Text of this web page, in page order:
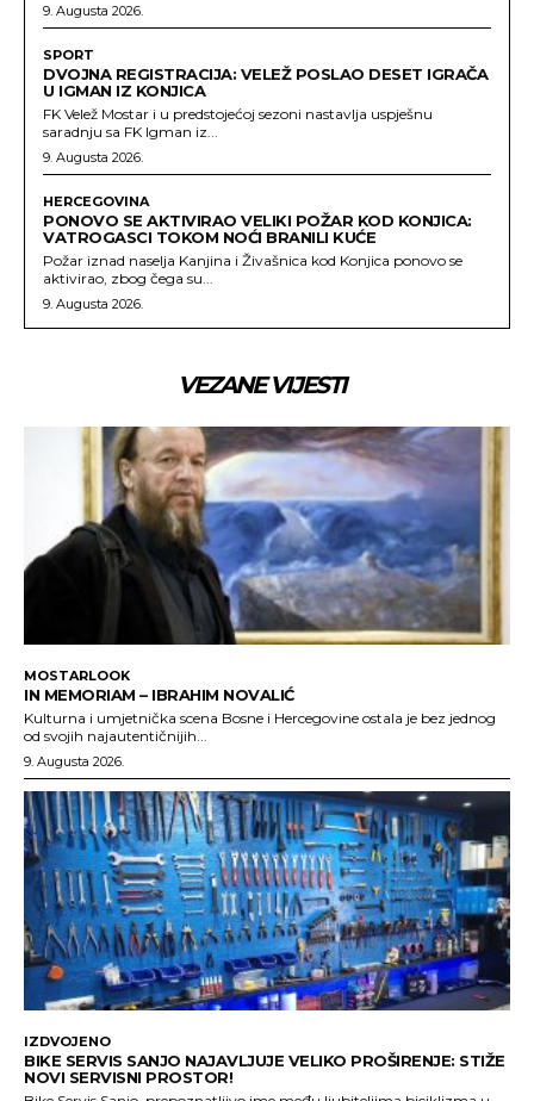
9. Augusta 2026.
SPORT
DVOJNA REGISTRACIJA: VELEŽ POSLAO DESET IGRAČA
U IGMAN IZ KONJICA
FK Velež Mostar i u predstojećoj sezoni nastavlja uspješnu
saradnju sa FK Igman iz...
9. Augusta 2026.
HERCEGOVINA
PONOVO SE AKTIVIRAO VELIKI POŽAR KOD KONJICA:
VATROGASCI TOKOM NOĆI BRANILI KUĆE
Požar iznad naselja Kanjina i Živašnica kod Konjica ponovo se
aktivirao, zbog čega su...
9. Augusta 2026.
VEZANE VIJESTI
MOSTARLOOK
IN MEMORIAM – IBRAHIM NOVALIĆ
Kulturna i umjetnička scena Bosne i Hercegovine ostala je bez jednog
od svojih najautentičnijih...
9. Augusta 2026.
IZDVOJENO
BIKE SERVIS SANJO NAJAVLJUJE VELIKO PROŠIRENJE: STIŽE
NOVI SERVISNI PROSTOR!